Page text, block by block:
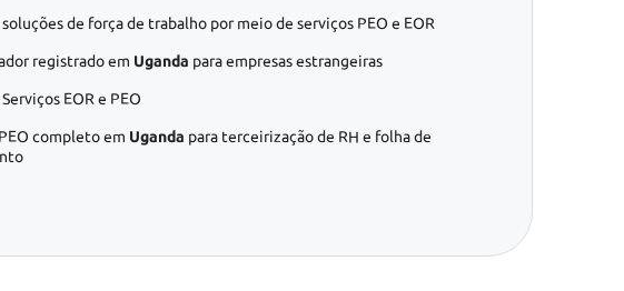
soluções de força de trabalho por meio de serviços PEO e EOR
registrado em Uganda para empresas estrangeiras
Serviços EOR e PEO
completo em Uganda para terceirização de RH e folha de